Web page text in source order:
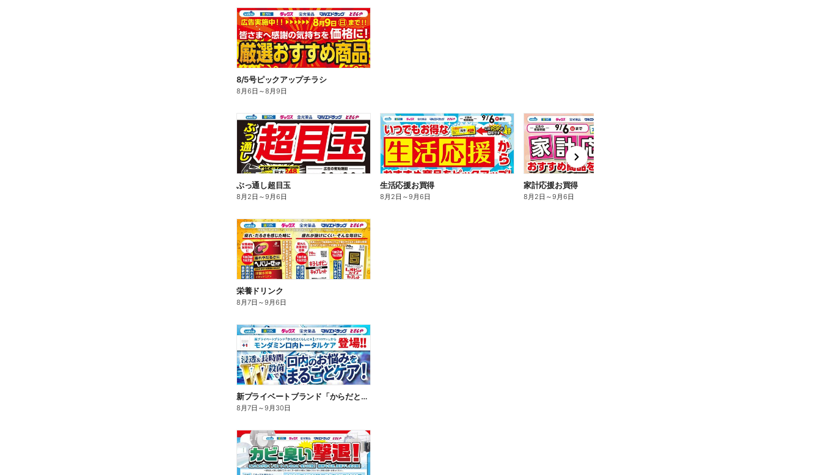
8/5号ピックアップチラシ
8月6日 ～8月9日
ぶっ通し超目玉
8月2日 ～9月6日
生活応援お買得
8月2日 ～9月6日
家計応援お買得
8月2日 ～9月6日
n
e
x
t
栄養ドリンク
8月7日 ～9月6日
新プライベートブランド「からだとくらしに+1(プラスワン)」よりモンダミン口内トータルケア登場!
8月7日 ～9月30日